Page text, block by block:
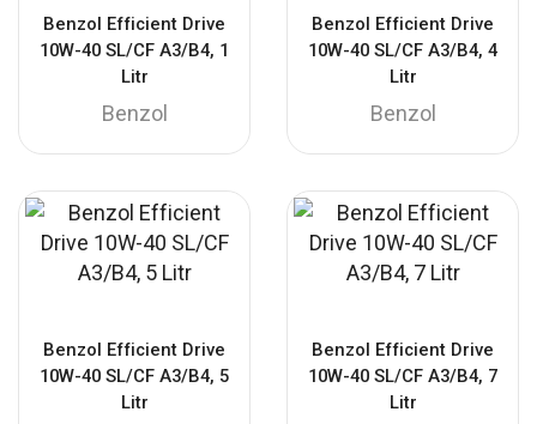
Benzol Efficient Drive
10W-40 SL/CF A3/B4, 1
Litr
Benzol
Benzol Efficient Drive
10W-40 SL/CF A3/B4, 4
Litr
Benzol
Benzol Efficient Drive
10W-40 SL/CF A3/B4, 5
Litr
Benzol Efficient Drive
10W-40 SL/CF A3/B4, 7
Litr